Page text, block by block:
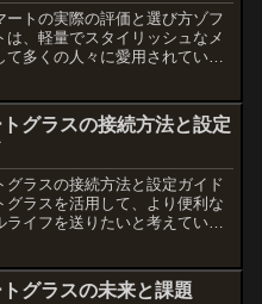
ートの実際の評価と選び方ゾフ
は、軽量でスタイリッシュなメ
て多くの人々に愛用されていま
コミを基に、ゾフスマートのデ
やメリットを詳し...
グラスの接続方法と設定
グラスの接続方法と設定ガイド
グラスを活用して、より便利な
ライフを送りたいと考えている
接続する方法について詳しく解
。無線...
グラスの未来と課題